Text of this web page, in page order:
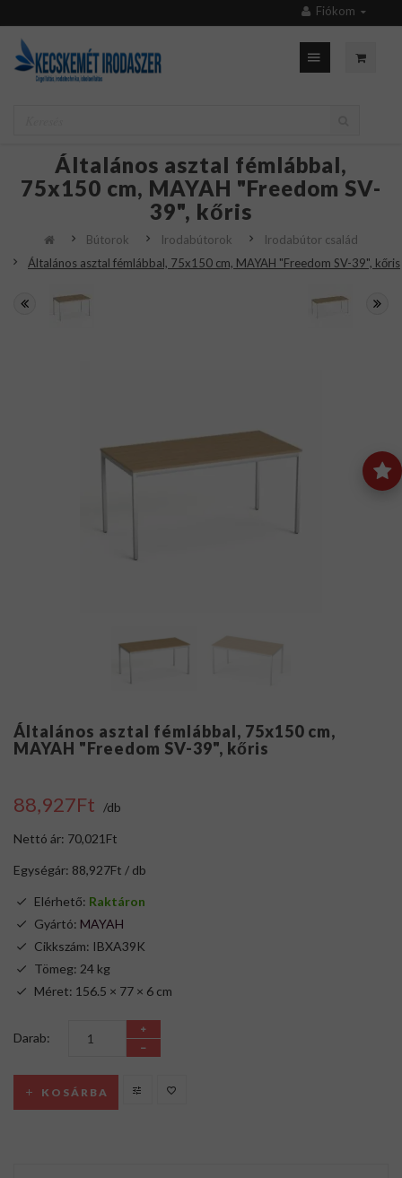
Fiókom
Általános asztal fémlábbal,
75x150 cm, MAYAH "Freedom SV-
39", kőris
Bútorok Irodabútorok
Irodabútor család
Általános asztal fémlábbal, 75x150 cm, MAYAH "Freedom SV-39", kőris
Általános asztal fémlábbal, 75x150 cm,
MAYAH "Freedom SV-39", kőris
88,927Ft /db
Nettó ár: 70,021Ft
Egységár: 88,927Ft / db
Elérhető: Raktáron
Gyártó: MAYAH
Cikkszám: IBXA39K
Tömeg: 24 kg
Méret: 156.5 × 77 × 6 cm
Darab:
KOSÁRBA